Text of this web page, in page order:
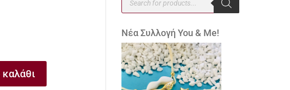
search
Νέα Συλλογή You & Me!